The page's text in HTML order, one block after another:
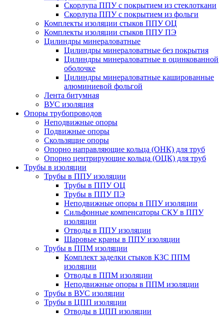
Скорлупа ППУ с покрытием из стеклоткани
Скорлупа ППУ с покрытием из фольги
Комплекты изоляции стыков ППУ ОЦ
Комплекты изоляции стыков ППУ ПЭ
Цилиндры минераловатные
Цилиндры минераловатные без покрытия
Цилиндры минераловатные в оцинкованной
оболочке
Цилиндры минераловатные кашированные
алюминиевой фольгой
Лента битумная
ВУС изоляция
Опоры трубопроводов
Неподвижные опоры
Подвижные опоры
Скользящие опоры
Опорно направляющие кольца (ОНК) для труб
Опорно центрирующие кольца (ОЦК) для труб
Трубы в изоляции
Трубы в ППУ изоляции
Трубы в ППУ ОЦ
Трубы в ППУ ПЭ
Неподвижные опоры в ППУ изоляции
Сильфонные компенсаторы СКУ в ППУ
изоляции
Отводы в ППУ изоляции
Шаровые краны в ППУ изоляции
Трубы в ППМ изоляции
Комплект заделки стыков КЗС ППМ
изоляции
Отводы в ППМ изоляции
Неподвижные опоры в ППМ изоляции
Трубы в ВУС изоляции
Трубы в ЦПП изоляции
Отводы в ЦПП изоляции